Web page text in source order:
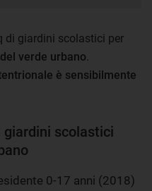
di giardini scolastici per
verde urbano.
è sensibilmente
giardini scolastici
0-17 anni (2018)